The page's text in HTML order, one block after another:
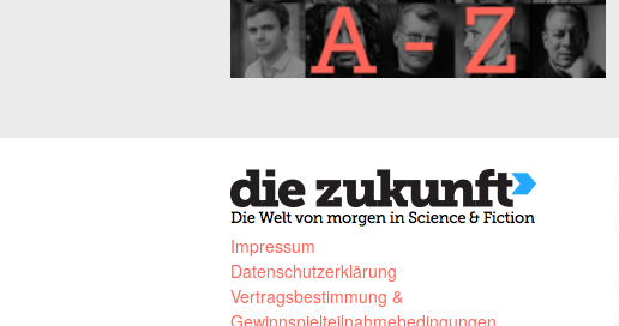
Impressum
Datenschutzerklärung
Vertragsbestimmung &